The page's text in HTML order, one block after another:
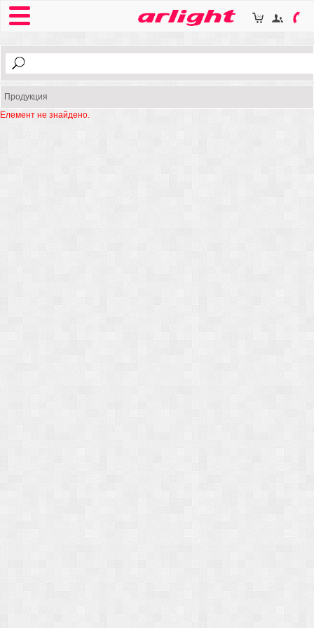
Продукция
Елемент не знайдено.